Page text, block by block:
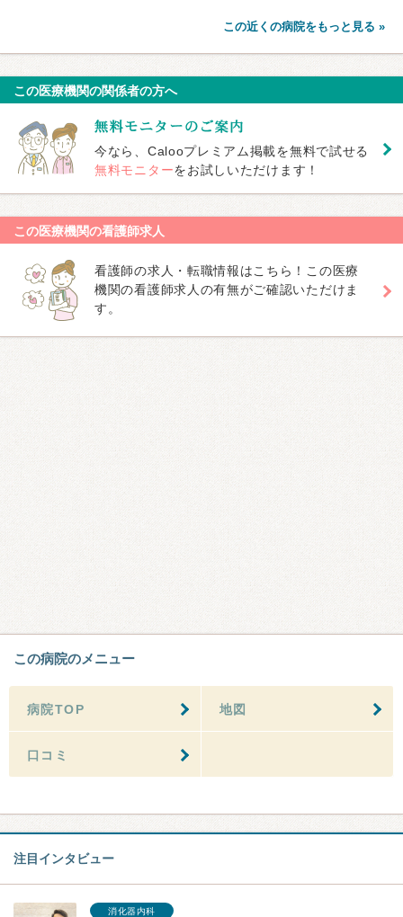
この近くの病院をもっと見る »
この医療機関の関係者の方へ
今なら、Calooプレミアム掲載を無料で試せる
無料モニターをお試しいただけます！
この医療機関の看護師求人
看護師の求人・転職情報はこちら！この医療
機関の看護師求人の有無がご確認いただけま
す。
この病院のメニュー
病院TOP 地図
口コミ
注目インタビュー
消化器内科